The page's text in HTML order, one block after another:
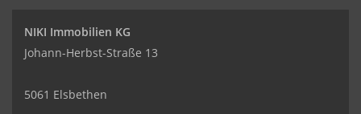
NIKI Immobilien KG
Johann-Herbst-Straße 13
5061 Elsbethen